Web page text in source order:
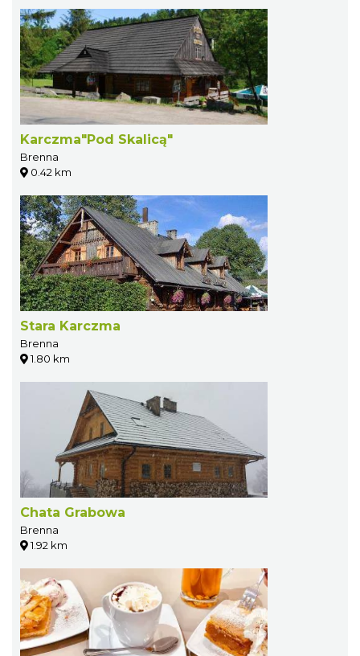
Karczma"Pod Skalicą"
Brenna
0.42 km
Stara Karczma
Brenna
1.80 km
Chata Grabowa
Brenna
1.92 km